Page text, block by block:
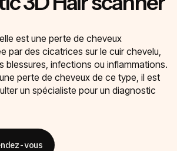
est une perte de cheveux
par des cicatrices sur le cuir chevelu,
blessures, infections ou inflammations.
perte de cheveux de ce type, il est
un spécialiste pour un diagnostic
vous